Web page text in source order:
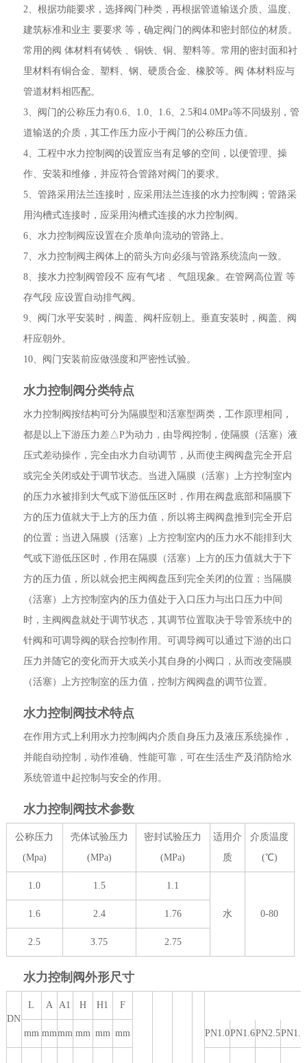
2、根据功能要求，选择阀门种类，再根据管道输送介质、温度、
建筑标准和业主 要要求 等，确定阀门的阀体和密封部位的材质。
常用的阀 体材料有铸铁 、铜铁、铜、塑料等。常用的密封面和衬
里材料有铜合金、塑料、钢、硬质合金、橡胶等。阀 体材料应与
管道材料相匹配。
3、阀门的公称压力有0.6、1.0、1.6、2.5和4.0MPa等不同级别，管
道输送的介质，其工作压力应小于阀门的公称压力值。
4、工程中水力控制阀的设置应当有足够的空间，以便管理、操
作、安装和维修，并应符合管路对阀门的要求。
5、管路采用法兰连接时，应采用法兰连接的水力控制阀；管路采
用沟槽式连接时，应采用沟槽式连接的水力控制阀。
6、水力控制阀应设置在介质单向流动的管路上。
7、水力控制阀主阀体上的箭头方向必须与管路系统流向一致。
8、接水力控制阀管段不 应有气堵 、气阻现象。在管网高位置 等
存气段 应设置自动排气阀。
9、阀门水平安装时，阀盖、阀杆应朝上。垂直安装时，阀盖、阀
杆应朝外。
10、阀门安装前应做强度和严密性试验。
水力控制阀分类特点
水力控制阀按结构可分为隔膜型和活塞型两类，工作原理相同，
都是以上下游压力差△P为动力，由导阀控制，使隔膜（活塞）液
压式差动操作，完全由水力自动调节，从而使主阀阀盘完全开启
或完全关闭或处于调节状态。当进入隔膜（活塞）上方控制室内
的压力水被排到大气或下游低压区时，作用在阀盘底部和隔膜下
方的压力值就大于上方的压力值，所以将主阀阀盘推到完全开启
的位置；当进入隔膜（活塞）上方控制室内的压力水不能排到大
气或下游低压区时，作用在隔膜（活塞）上方的压力值就大于下
方的压力值，所以就会把主阀阀盘压到完全关闭的位置；当隔膜
（活塞）上方控制室内的压力值处于入口压力与出口压力中间
时，主阀阀盘就处于调节状态，其调节位置取决于导管系统中的
针阀和可调导阀的联合控制作用。可调导阀可以通过下游的出口
压力并随它的变化而开大或关小其自身的小阀口，从而改变隔膜
（活塞）上方控制室的压力值，控制方阀阀盘的调节位置。
水力控制阀技术特点
在作用方式上利用水力控制阀内介质自身压力及液压系统操作，
并能自动控制，动作准确、性能可靠，可在生活生产及消防给水
系统管道中起控制与安全的作用。
水力控制阀技术参数
公称压力
(Mpa)
壳体试验压力
(MPa)
密封试验压力
(MPa)
适用介
质
介质温度
(℃)
1.0 1.5 1.1
水 0-80
1.6 2.4 1.76
2.5 3.75 2.75
水力控制阀外形尺寸
DN
L A A1 H H1 F
mm mmmm mm mm mm PN1.0PN1.6PN2.5PN1.0